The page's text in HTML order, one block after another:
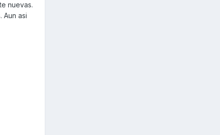
nuevas.
Aun asi